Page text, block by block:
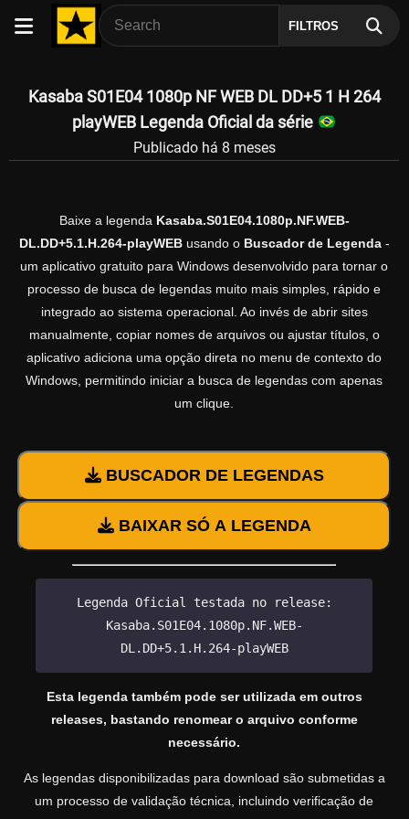
FILTROS
Kasaba S01E04 1080p NF WEB DL DD+5 1 H 264
playWEB Legenda Oficial da série
Publicado há 8 meses
Baixe a legenda Kasaba.S01E04.1080p.NF.WEB-
DL.DD+5.1.H.264-playWEBusando o Buscador de Legenda-
um aplicativo gratuito para Windows desenvolvido para tornar o
processo de busca de legendas muito mais simples, rápido e
integrado ao sistema operacional. Ao invés de abrir sites
manualmente, copiar nomes de arquivos ou ajustar títulos, o
aplicativo adiciona uma opção direta no menu de contexto do
Windows, permitindo iniciar a busca de legendas com apenas
um clique.
BUSCADOR DE LEGENDAS
BAIXAR SÓ A LEGENDA
Legenda Oficial testada no release:
Kasaba.S01E04.1080p.NF.WEB-
DL.DD+5.1.H.264-playWEB
Esta legenda também pode ser utilizada em outros
releases, bastando renomear o arquivo conforme
necessário.
As legendas disponibilizadas para download são submetidas a
um processo de validação técnica, incluindo verificação de